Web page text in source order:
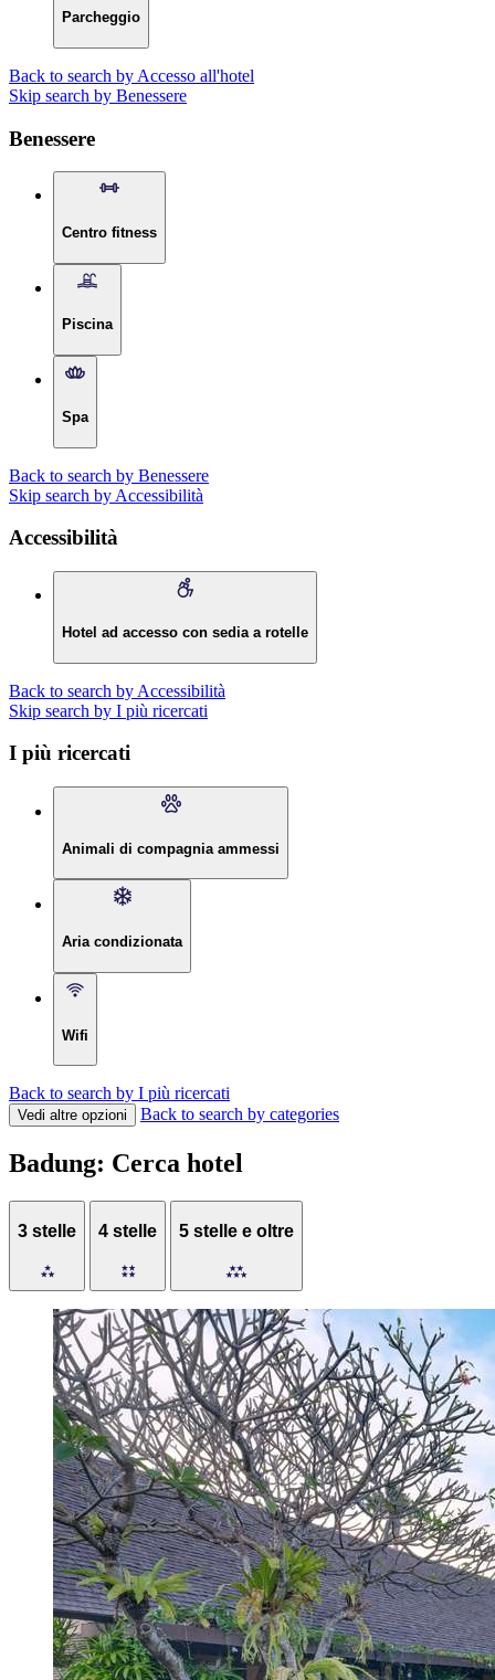
Parcheggio
Back to search by Accesso all'hotel
Skip search by Benessere
Benessere
Centro fitness
Piscina
Spa
Back to search by Benessere
Skip search by Accessibilità
Accessibilità
Hotel ad accesso con sedia a rotelle
Back to search by Accessibilità
Skip search by I più ricercati
I più ricercati
Animali di compagnia ammessi
Aria condizionata
Wifi
Back to search by I più ricercati
Vedi altre opzioni Back to search by categories
Badung: Cerca hotel
3 stelle 4 stelle 5 stelle e oltre